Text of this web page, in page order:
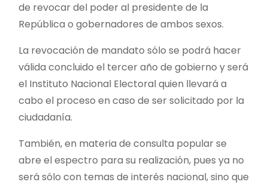
de revocar del poder al presidente de la
República o gobernadores de ambos sexos.
La revocación de mandato sólo se podrá hacer
válida concluido el tercer año de gobierno y será
el Instituto Nacional Electoral quien llevará a
cabo el proceso en caso de ser solicitado por la
ciudadanía.
También, en materia de consulta popular se
abre el espectro para su realización, pues ya no
será sólo con temas de interés nacional, sino que